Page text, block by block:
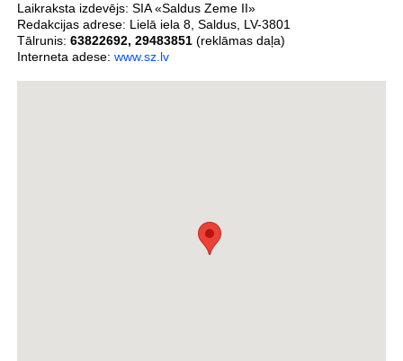
Laikraksta izdevējs: SIA «Saldus Zeme II»
Redakcijas adrese: Lielā iela 8, Saldus, LV-3801
Tālrunis: 63822692, 29483851(reklāmas daļa)
Interneta adese: www.sz.lv